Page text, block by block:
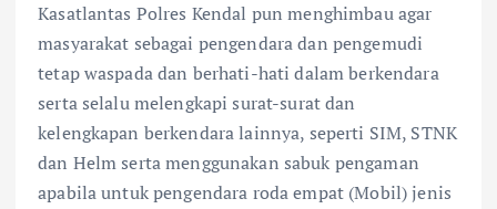
Kasatlantas Polres Kendal pun menghimbau agar
masyarakat sebagai pengendara dan pengemudi
tetap waspada dan berhati-hati dalam berkendara
serta selalu melengkapi surat-surat dan
kelengkapan berkendara lainnya, seperti SIM, STNK
dan Helm serta menggunakan sabuk pengaman
apabila untuk pengendara roda empat (Mobil) jenis